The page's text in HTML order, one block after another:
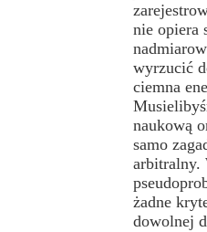
nie opiera
wyrzucić
ciemna
naukową
samo
arbitralny.
żadne
dowolnej